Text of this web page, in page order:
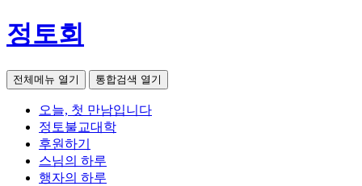
정토회
전체메뉴 열기 통합검색 열기
오늘, 첫 만남입니다
정토불교대학
후원하기
스님의 하루
행자의 하루